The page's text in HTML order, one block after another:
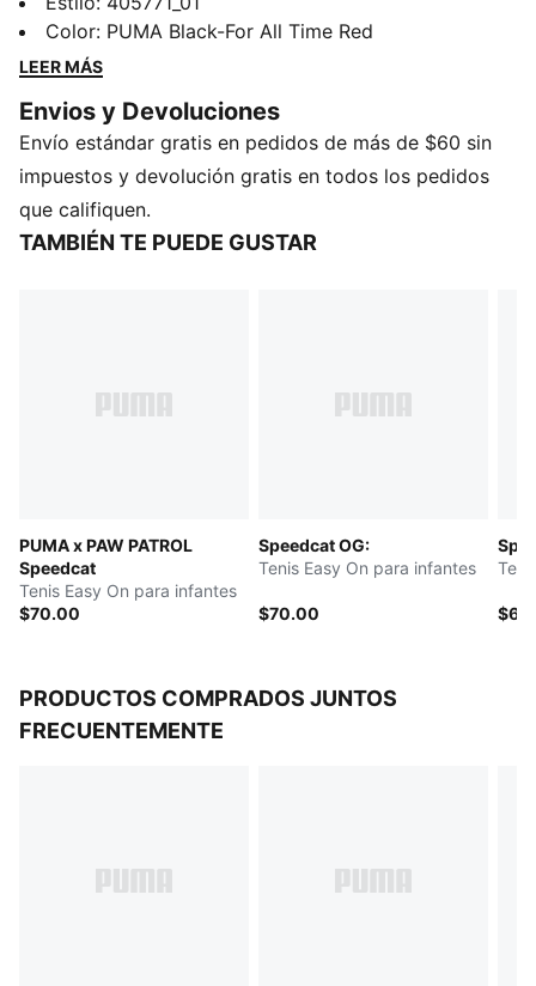
volcán que retumba en la selva amenaza con entrar en
erupción. Con sus superpoderes únicos, corren para
divertido y detalles inspirados en la selva, estos tenis
hacen que la misión cobre vida. Combinan el espíritu
aventurero de la colección con el ADN automovilístico
de los Speedcat.
DETALLES
a 8 años
Color: PUMA Black-For All Time Red
LEER MÁS
Envios y Devoluciones
Envío estándar gratis en pedidos de más de $60 sin
impuestos y devolución gratis en todos los pedidos
que califiquen.
TAMBIÉN TE PUEDE GUSTAR
PUMA x PAW PATROL
Speedcat
Tenis Easy On para infantes
$70.00
Speedcat OG:
Tenis Easy On para infantes
$70.00
PRODUCTOS COMPRADOS JUNTOS
FRECUENTEMENTE